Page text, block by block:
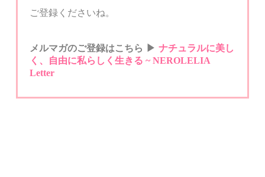
ご登録くださいね。
メルマガのご登録はこちら ▶︎ ナチュラルに美し
く、自由に私らしく生きる ~ NEROLELIA
Letter